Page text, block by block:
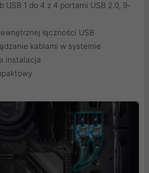
USB 1 do 4 z 4 portami USB 2.0, 9-
łączności USB
kablami w systemie
instalacja